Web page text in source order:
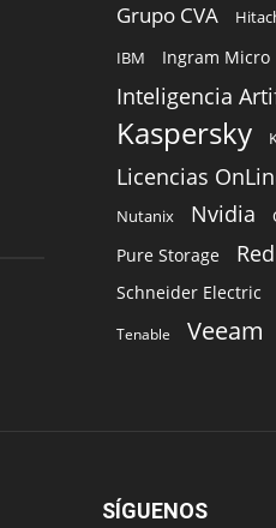
Grupo CVA
IBM Ingram Micro
Inteligencia
Kaspersky
Licencias
Nutanix Nvidia
Pure Storage
Schneider Electric
Tenable Veeam
SÍGUENOS